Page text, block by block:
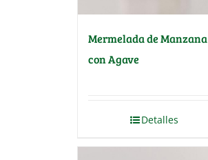
Mermelada de Manzana
con Agave
Detalles